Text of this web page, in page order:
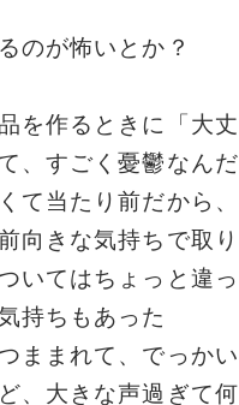
のが怖いとか？
を作るときに「大丈
、すごく憂鬱なんだ
て当たり前だから、
向きな気持ちで取り
いてはちょっと違っ
持ちもあった
ままれて、でっかい
、大きな声過ぎて何